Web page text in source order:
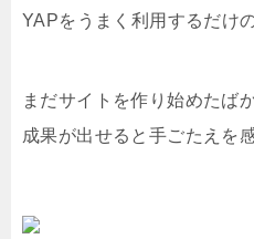
YAPをうまく利用するだけ
まだサイトを作り始めたば
成果が出せると手ごたえを